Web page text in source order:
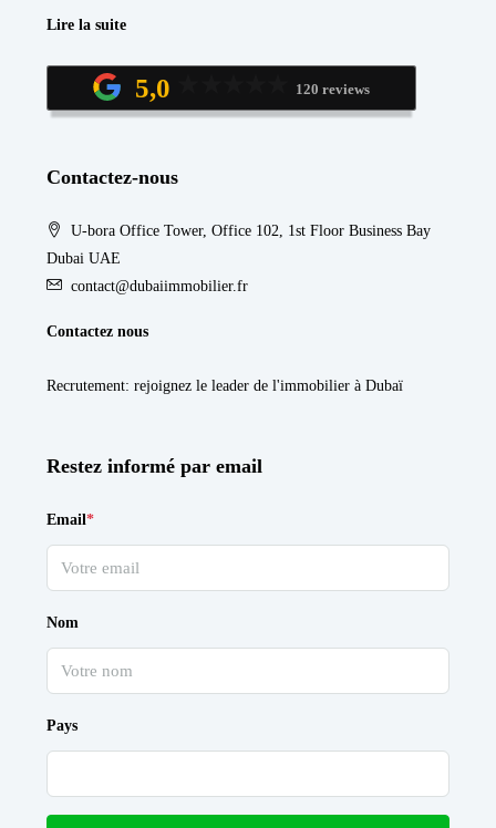
Lire la suite
5,0 120 reviews
Contactez-nous
U-bora Office Tower, Office 102, 1st Floor Business Bay
Dubai UAE
contact@dubaiimmobilier.fr
Contactez nous
Recrutement: rejoignez le leader de l'immobilier à Dubaï
Restez informé par email
Email*
Nom
Pays